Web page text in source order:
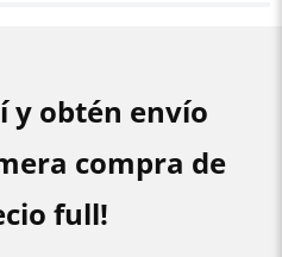
y obtén envío
compra de
full!